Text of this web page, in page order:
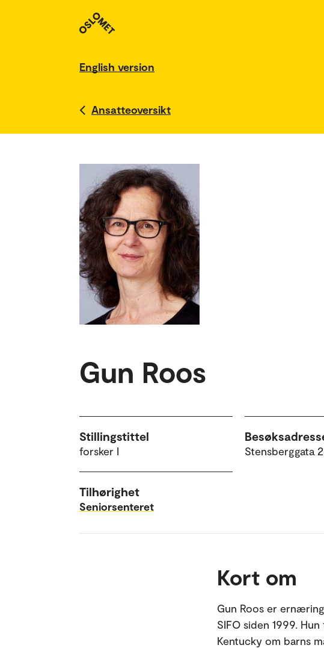
English version
Ansatteoversikt
Gun Roos
Stillingstittel
forsker I Stensberggata
Tilhørighet
Seniorsenteret
Kort om
Gun Roos er
SIFO siden 1999.
Kentucky om barns